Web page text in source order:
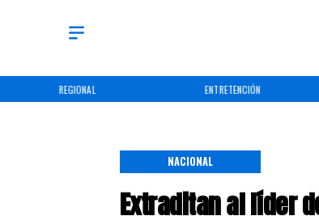
REGIONAL ENTRETENCIÓN
Extraditan al líder
NACIONAL